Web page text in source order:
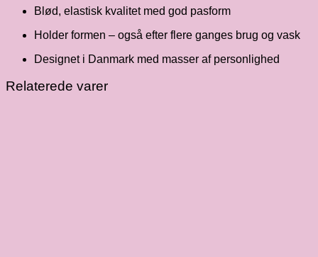
Blød, elastisk kvalitet med god pasform
Holder formen – også efter flere ganges brug og vask
Designet i Danmark med masser af personlighed
Relaterede varer